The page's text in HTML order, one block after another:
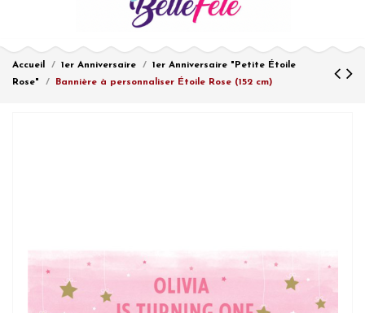
Accueil 1er Anniversaire
1er Anniversaire "Petite Étoile
Rose"
Bannière à personnaliser Étoile Rose (152 cm)